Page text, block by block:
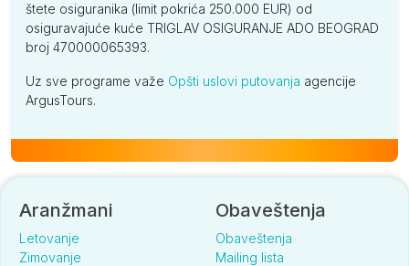
štete osiguranika (limit pokrića 250.000 EUR) od
osiguravajuće kuće TRIGLAV OSIGURANJE ADO BEOGRAD
broj 470000065393.
Uz sve programe važe Opšti uslovi putovanja agencije
ArgusTours.
Aranžmani
Letovanje
Zimovanje
Obaveštenja
Obaveštenja
Mailing lista